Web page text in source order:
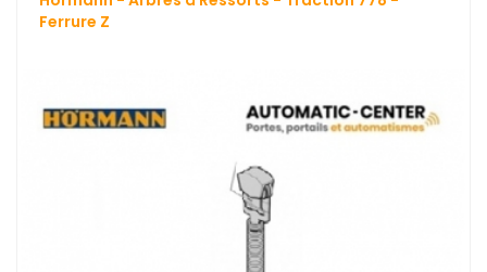
Ferrure Z